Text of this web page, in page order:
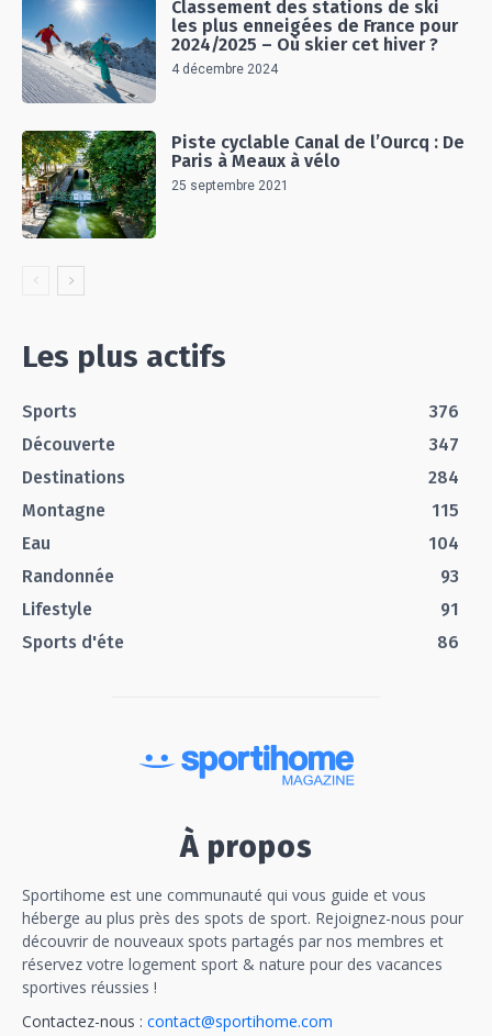
Classement des stations de ski
les plus enneigées de France pour
2024/2025 – Où skier cet hiver ?
4 décembre 2024
Piste cyclable Canal de l’Ourcq : De
Paris à Meaux à vélo
25 septembre 2021
Les plus actifs
Sports
376
Découverte
347
Destinations
284
Montagne
115
Eau
104
Randonnée
93
Lifestyle
91
Sports d'éte
86
À propos
Sportihome est une communauté qui vous guide et vous
héberge au plus près des spots de sport. Rejoignez-nous pour
découvrir de nouveaux spots partagés par nos membres et
réservez votre logement sport & nature pour des vacances
sportives réussies !
Contactez-nous : contact@sportihome.com